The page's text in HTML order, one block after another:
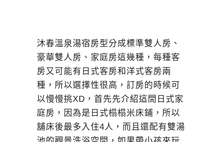
沐春溫泉湯宿房型分成標準雙人房、
豪華雙人房、家庭房這幾種，每種客
房又可能有日式客房和洋式客房兩
種，所以選擇性很高，訂房的時候可
以慢慢挑XD，首先先介紹這間日式家
庭房，因為是日式榻榻米床鋪，所以
舖床後最多入住4人，而且還配有雙湯